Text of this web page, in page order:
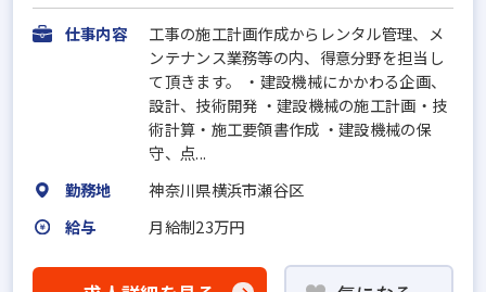
仕事内容
工事の施工計画作成からレンタル管理、メ
ンテナンス業務等の内、得意分野を担当し
て頂きます。 ・建設機械にかかわる企画、
設計、技術開発 ・建設機械の施工計画・技
術計算・施工要領書作成 ・建設機械の保
守、点...
勤務地
神奈川県横浜市瀬谷区
給与
月給制23万円